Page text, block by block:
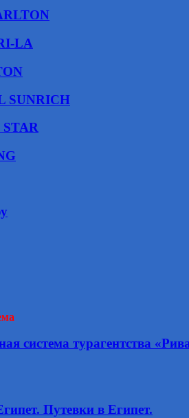
LA
SUNRICH
STAR
система турагентства
Путевки в Египет.